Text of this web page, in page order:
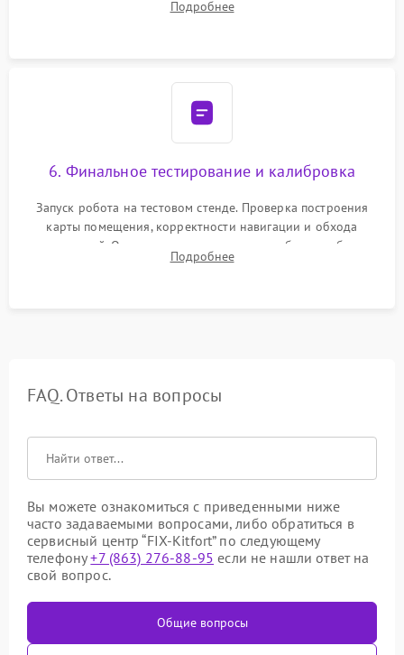
микрофибры, щеток). Надежная фиксация разъемов и
Подробнее
6. Финальное тестирование и калибровка
Запуск робота на тестовом стенде. Проверка построения
карты помещения, корректности навигации и обхода
препятствий. Оценка силы всасывания и работы турбины.
Тестирование автоматического возврата на док-станцию и
Подробнее
FAQ. Ответы на вопросы
Вы можете ознакомиться с приведенными ниже
часто задаваемыми вопросами, либо обратиться в
сервисный центр “FIX-Kitfort” по следующему
телефону+7 (863) 276-88-95 если не нашли ответ на
свой вопрос.
Общие вопросы